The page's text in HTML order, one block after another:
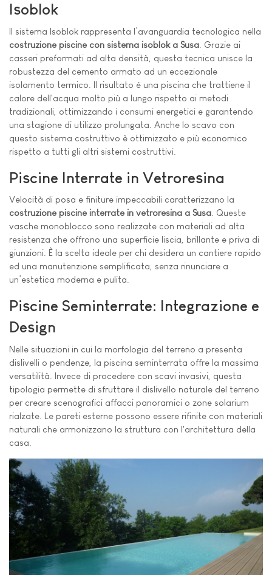
Isoblok
Il sistema Isoblok rappresenta l’avanguardia tecnologica nella
costruzione piscine con sistema isoblok a Susa . Grazie ai
casseri preformati ad alta densità, questa tecnica unisce la
robustezza del cemento armato ad un eccezionale
isolamento termico. Il risultato è una piscina che trattiene il
calore dell'acqua molto più a lungo rispetto ai metodi
tradizionali, ottimizzando i consumi energetici e garantendo
una stagione di utilizzo prolungata. Anche lo scavo con
questo sistema costruttivo è ottimizzato e più economico
rispetto a tutti gli altri sistemi costruttivi.
Piscine Interrate in Vetroresina
Velocità di posa e finiture impeccabili caratterizzano la
costruzione piscine interrate in vetroresina a Susa. Queste
vasche monoblocco sono realizzate con materiali ad alta
resistenza che offrono una superficie liscia, brillante e priva di
giunzioni. È la scelta ideale per chi desidera un cantiere rapido
ed una manutenzione semplificata, senza rinunciare a
un’estetica moderna e pulita.
Piscine Seminterrate: Integrazione e
Design
Nelle situazioni in cui la morfologia del terreno a presenta
dislivelli o pendenze, la piscina seminterrata offre la massima
versatilità. Invece di procedere con scavi invasivi, questa
tipologia permette di sfruttare il dislivello naturale del terreno
per creare scenografici affacci panoramici o zone solarium
rialzate. Le pareti esterne possono essere rifinite con materiali
naturali che armonizzano la struttura con l'architettura della
casa.